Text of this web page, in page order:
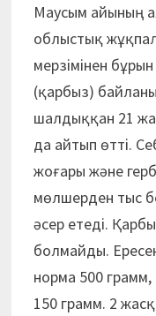
Маусым айының
облыстық
мерзімінен
(қарбыз)
шалдыққан 21
да айтып өтті.
жоғары және
мөлшерден тыс
әсер етеді.
болмайды.
норма 500
150 грамм. 2